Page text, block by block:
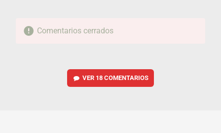
Comentarios cerrados
VER 18 COMENTARIOS